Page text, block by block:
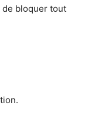
de bloquer tout